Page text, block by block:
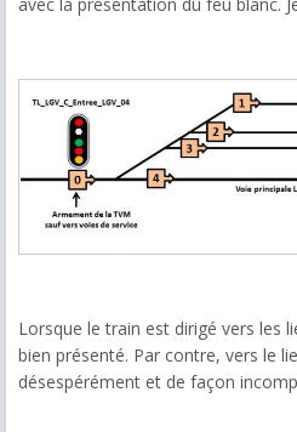
Lorsque le train est dirigé vers les
bien présenté. Par contre, vers le
désespérément et de façon